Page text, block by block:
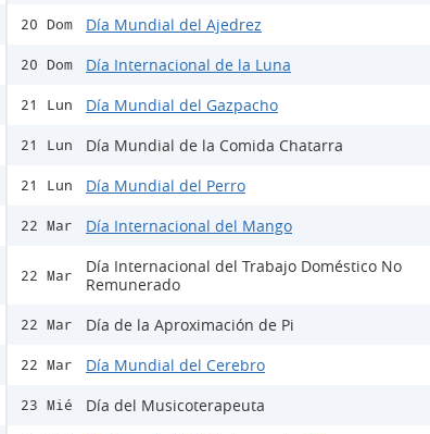
20 Dom Día Mundial del Ajedrez
20 Dom Día Internacional de la Luna
21 Lun Día Mundial del Gazpacho
21 Lun Día Mundial de la Comida Chatarra
21 Lun Día Mundial del Perro
22 Mar Día Internacional del Mango
22 Mar
Día Internacional del Trabajo Doméstico No
Remunerado
22 Mar Día de la Aproximación de Pi
22 Mar Día Mundial del Cerebro
23 Mié Día del Musicoterapeuta